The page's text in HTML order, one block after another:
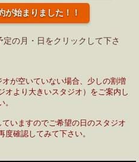
が始まりました！！
の月・日をクリックして下さ
が空いていない場合、少しの割増
オより大きいスタジオ）をご案内し
いますのでご希望の日のスタジオ
確認してみて下さい。